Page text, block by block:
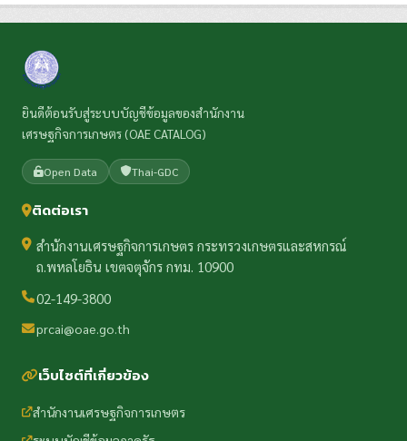
ยินดีต้อนรับสู่ระบบบัญชีข้อมูลของสำนักงาน
เศรษฐกิจการเกษตร (OAE CATALOG)
Open Data Thai-GDC
ติดต่อเรา
สำนักงานเศรษฐกิจการเกษตร กระทรวงเกษตรและสหกรณ์
ถ.พหลโยธิน เขตจตุจักร กทม. 10900
02-149-3800
prcai@oae.go.th
เว็บไซต์ที่เกี่ยวข้อง
สำนักงานเศรษฐกิจการเกษตร